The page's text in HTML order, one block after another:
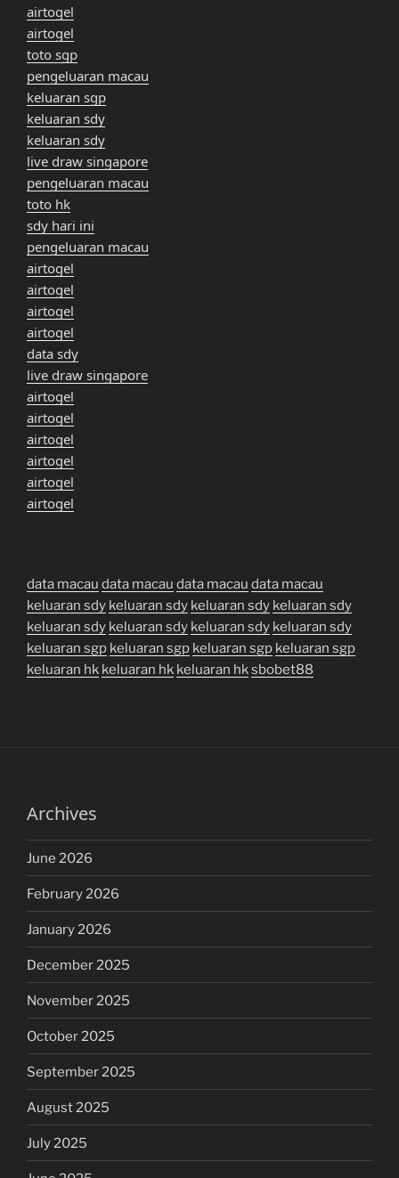
airtogel
airtogel
toto sgp
pengeluaran macau
keluaran sgp
keluaran sdy
keluaran sdy
live draw singapore
pengeluaran macau
toto hk
sdy hari ini
pengeluaran macau
airtogel
airtogel
airtogel
airtogel
data sdy
live draw singapore
airtogel
airtogel
airtogel
airtogel
airtogel
airtogel
data macau data macau data macau data macau
keluaran sdy keluaran sdy keluaran sdy keluaran sdy
keluaran sdy keluaran sdy keluaran sdy keluaran sdy
keluaran sgp keluaran sgp keluaran sgp keluaran sgp
keluaran hk keluaran hk keluaran hksbobet88
Archives
June 2026
February 2026
January 2026
December 2025
November 2025
October 2025
September 2025
August 2025
July 2025